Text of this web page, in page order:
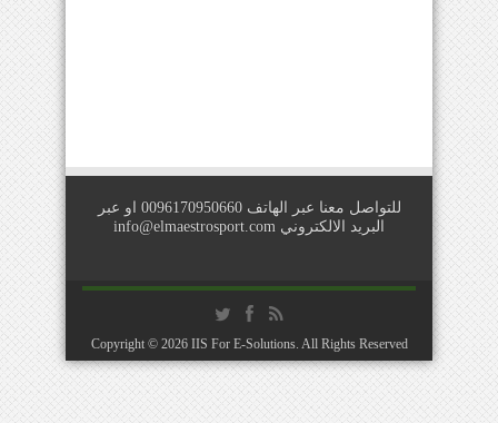
للتواصل معنا عبر الهاتف 0096170950660 او عبر
البريد الالكتروني info@elmaestrosport.com
Copyright © 2026 IIS For E-Solutions. All Rights Reserved